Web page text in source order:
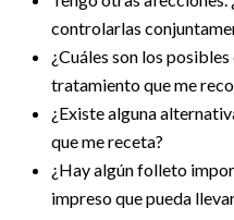
controlarlas
¿Cuáles son los
tratamiento que me
¿Existe alguna
que me receta?
¿Hay algún folleto
impreso que pueda